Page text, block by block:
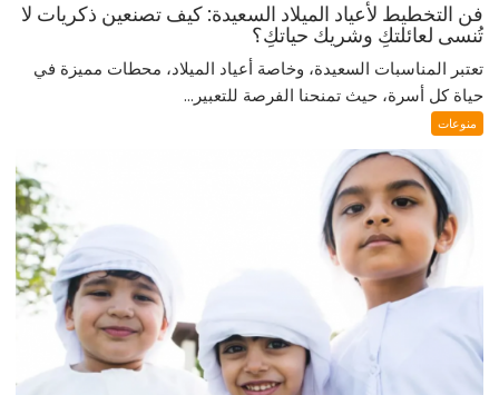
فن التخطيط لأعياد الميلاد السعيدة: كيف تصنعين ذكريات لا
تُنسى لعائلتكِ وشريك حياتكِ؟
تعتبر المناسبات السعيدة، وخاصة أعياد الميلاد، محطات مميزة في
حياة كل أسرة، حيث تمنحنا الفرصة للتعبير...
منوعات